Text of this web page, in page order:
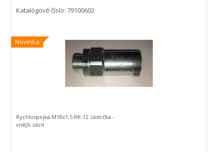
Novinka
Katalógové číslo: 79100602
Rychlospojka M18x1,5 RK-12 zástrčka -
vnější závit